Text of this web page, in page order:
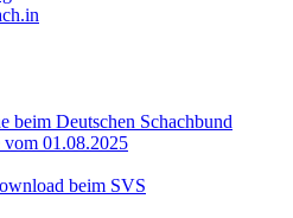
beim Deutschen Schachbund
01.08.2025
beim SVS